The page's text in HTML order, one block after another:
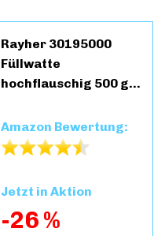
Rayher 30195000
Füllwatte
hochflauschig 500 g…
Amazon Bewertung:
Jetzt in Aktion
-26 %